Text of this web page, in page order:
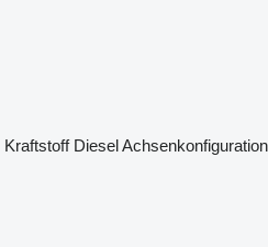
Kraftstoff DieselAchsenkonfiguration